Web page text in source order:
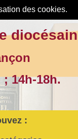
des cookies.
:
diocésain
14h-18h.